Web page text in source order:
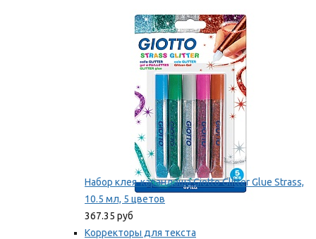
Мы рекомендуем
Набор клея-карандаша Giotto Glitter Glue Strass,
10.5 мл, 5 цветов
367.35 руб
Корректоры для текста